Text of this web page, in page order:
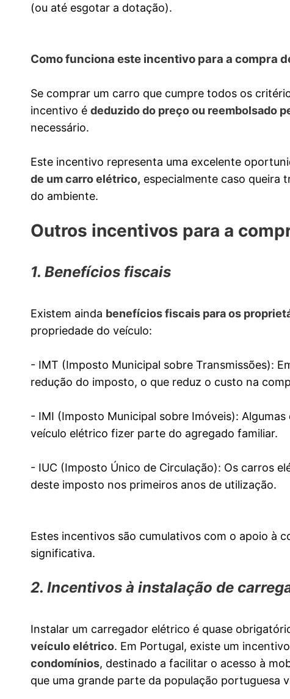
(ou até esgotar a dotação).
Como funciona este incentivo para a compra
Se comprar um carro que cumpre todos os
incentivo é deduzido do preço ou reembolsado
necessário.
Este incentivo representa uma excelente
de um carro elétrico, especialmente caso queira
do ambiente.
Outros incentivos para a
1. Benefícios fiscais
Existem ainda benefícios fiscais para os
propriedade do veículo:
- IMT (Imposto Municipal sobre Transmissões):
redução do imposto, o que reduz o custo na
- IMI (Imposto Municipal sobre Imóveis):
veículo elétrico fizer parte do agregado familiar.
- IUC (Imposto Único de Circulação): Os carros
deste imposto nos primeiros anos de utilização.
Estes incentivos são cumulativos com o apoio à
significativa.
2. Incentivos à instalação de
Instalar um carregador elétrico é quase
veículo elétrico. Em Portugal, existe um incentivo
condomínios, destinado a facilitar o acesso à
que uma grande parte da população portuguesa